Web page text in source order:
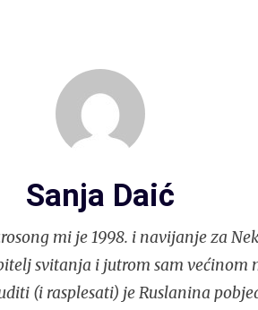
Sanja Daić
mi je 1998. i navijanje za
svitanja i jutrom sam većinom
(i rasplesati) je Ruslanina